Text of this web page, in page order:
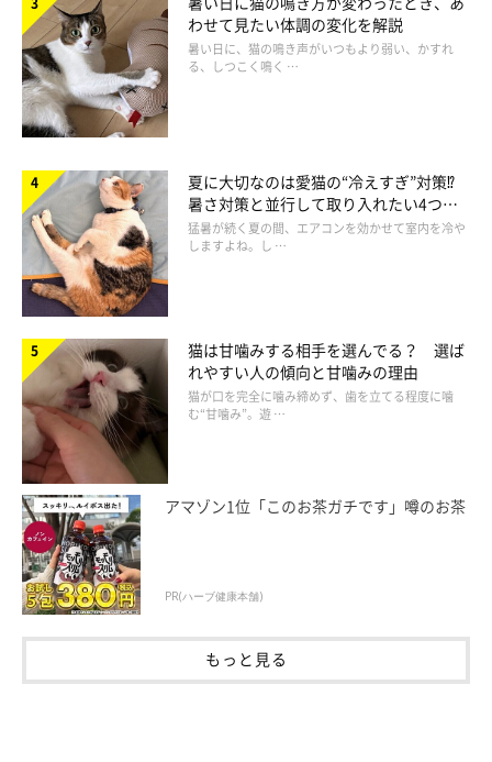
成長期は1才くらいまで。オスとメスで体格
生まれたばかりの子猫は、毎日体重が変わるほどのスピードで
わせて見たい体調の変化を解説
暑い日に、猫の鳴き声がいつもより弱い、かすれ
る、しつこく鳴く …
夏に大切なのは愛猫の“冷えすぎ”対策⁉
暑さ対策と並行して取り入れたい4つの
工夫
猛暑が続く夏の間、エアコンを効かせて室内を冷や
しますよね。し …
猫は甘噛みする相手を選んでる？ 選ば
れやすい人の傾向と甘噛みの理由
猫が口を完全に噛み締めず、歯を立てる程度に噛
む“甘噛み”。遊 …
アマゾン1位「このお茶ガチです」噂のお茶
PR(ハーブ健康本舗)
もっと見る